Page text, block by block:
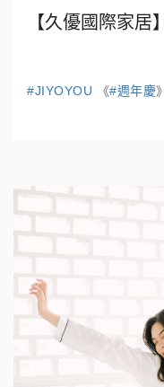
【久優國際家居
#JIYOYOU 《#週年慶